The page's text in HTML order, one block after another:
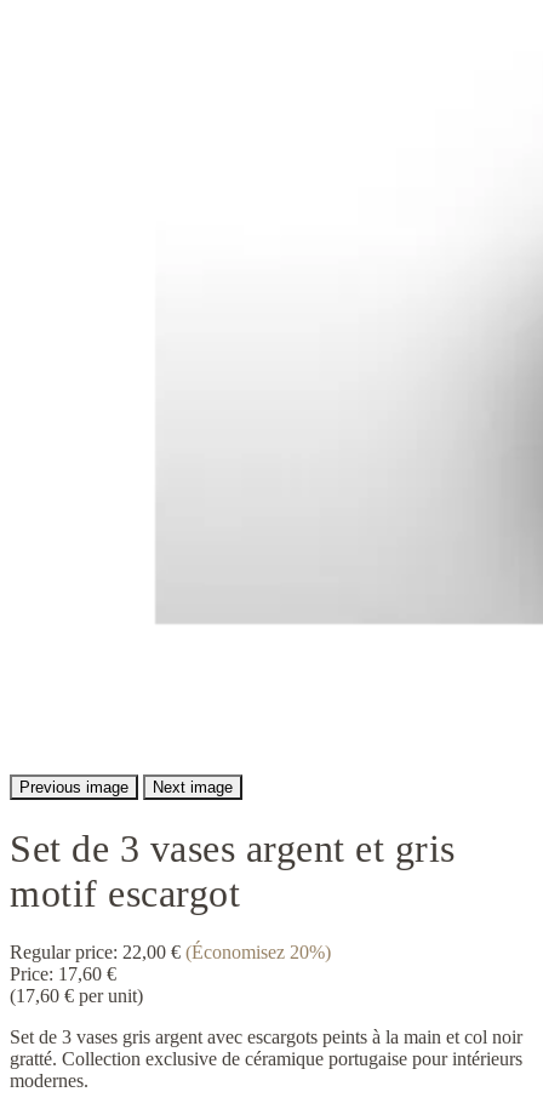
Previous image Next image
Set de 3 vases argent et gris
motif escargot
Regular price: 22,00 € (Économisez 20%)
Price: 17,60 €
(17,60 € per unit)
Set de 3 vases gris argent avec escargots peints à la main et col noir
gratté. Collection exclusive de céramique portugaise pour intérieurs
modernes.